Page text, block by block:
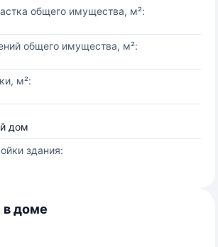
общего имущества, м²:
общего имущества, м²:
м²:
дом
здания:
в доме